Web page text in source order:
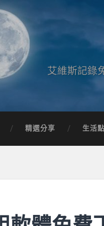
艾維斯記錄
精選分享 生活